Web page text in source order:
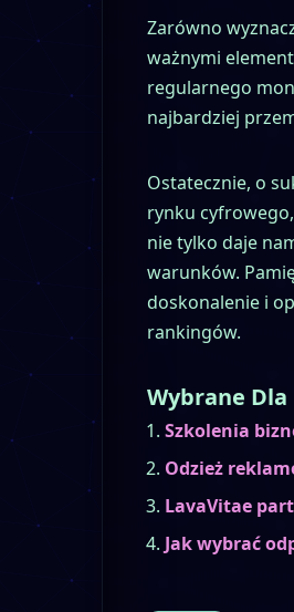
Zarówno
ważnymi
regularnego
najbardziej
Ostatecznie, o
rynku
nie tylko daje
warunków.
doskonalenie i
rankingów.
Wybrane Dla
Szkolenia
Odzież
LavaVitae
Jak wybrać